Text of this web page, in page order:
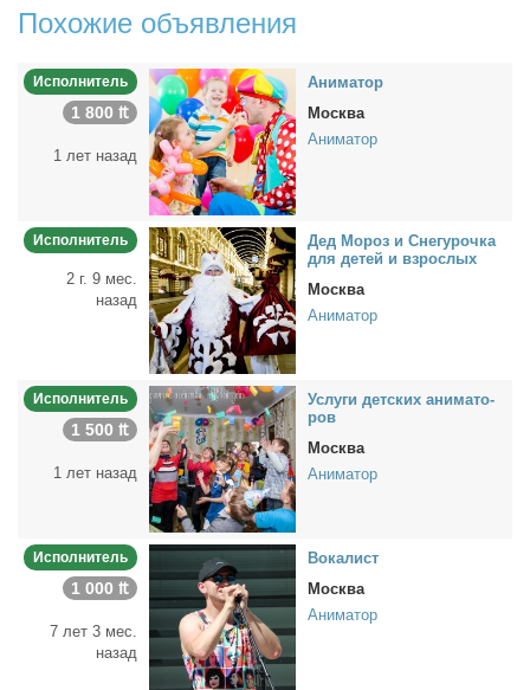
Похожие объявления
Исполнитель
1 800 ₶
1 лет назад
Ани­ма­тор
Москва
Аниматор
Исполнитель
2 г. 9 мес.
назад
Дед Мо­роз и Сне­гу­роч­ка
для де­тей и взрос­лых
Москва
Аниматор
Исполнитель
1 500 ₶
1 лет назад
Услу­ги дет­ских ани­ма­то­
ров
Москва
Аниматор
Исполнитель
1 000 ₶
7 лет 3 мес.
назад
Во­ка­лист
Москва
Аниматор